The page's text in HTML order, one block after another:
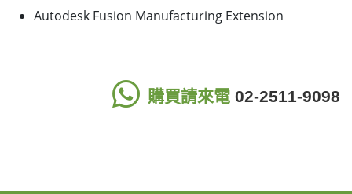
Autodesk Fusion Manufacturing Extension
購買請來電 02-2511-9098